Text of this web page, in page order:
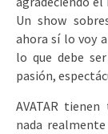
Un show
ahora sí lo voy
lo que debe
pasión,
AVATAR
nada